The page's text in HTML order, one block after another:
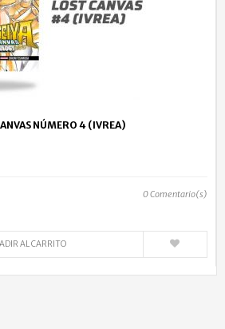
NÚMERO 4 (IVREA)
0Comentario(s)
AL CARRITO